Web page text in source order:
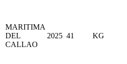
MARITIMA
DEL
CALLAO
2025 41 KG